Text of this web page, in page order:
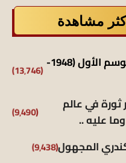
مشاهدة
الدوري العام المصري | الموسم الأول (1948-(13٬746)
في عالم
عليه ..
(9٬490)
المجهول(9٬438)